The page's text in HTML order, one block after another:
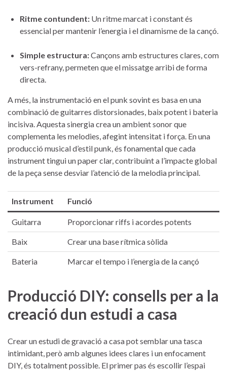
Ritme contundent: Un‌ ritme marcat i constant és
essencial per mantenir ⁢l’energia i el dinamisme de la cançó.
Simple estructura:​Cançons amb estructures clares, com
vers-refrany, ‍permeten ‍que‍ el ‌missatge arribi‌ de forma
directa.
A més, la instrumentació en el punk sovint es basa en una
combinació ​de guitarres distorsionades, baix potent i‌ bateria
incisiva. Aquesta sinergia crea‍ un ambient sonor que
⁢complementa les melodies, afegint intensitat i força. En ‌una
producció ⁣musical‍ d’estil punk, és‌ fonamental que cada
instrument tingui un⁢ paper⁣ clar, contribuint a l’impacte global
de la ⁢peça sense desviar​ l’atenció ​de ⁤la melodia⁤ principal.
Instrument Funció
Guitarra Proporcionar riffs i acordes potents
Baix Crear​ una base rítmica​ sòlida
Bateria Marcar ⁢el tempo i l’energia de la ⁣cançó
Producció DIY: consells per a la
creació ‌dun estudi ⁤a casa
Crear un ​estudi de ⁣gravació a casa pot semblar una ​tasca
intimidant, ​però amb algunes idees clares i un ‍enfocament‍
DIY, és totalment possible. El primer ‍pas és escollir l’espai